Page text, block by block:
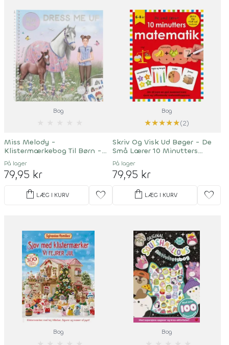
Bog
Miss Melody -
Klistermærkebog Til Børn -
Dress Me Up
På lager
79,95 kr
shopping_bag LÆG I KURV favorite
Bog
★★★★★(2)
Skriv Og Visk Ud Bøger - De
Små Lærer 10 Minutters
Matematik
På lager
79,95 kr
shopping_bag LÆG I KURV favorite
Bog Bog